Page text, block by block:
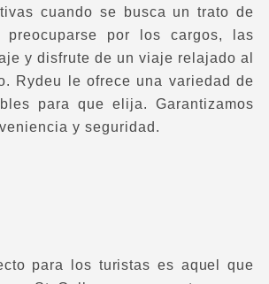
cuando se busca un trato de
por los cargos, las
y disfrute de un viaje relajado al
Rydeu le ofrece una variedad de
para que elija. Garantizamos
y seguridad.
para los turistas es aquel que